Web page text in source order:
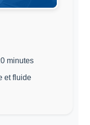
minutes
et fluide